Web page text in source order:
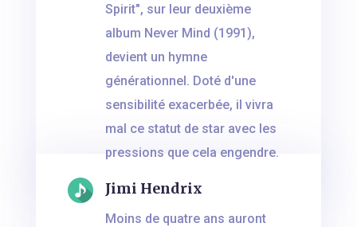
Spirit", sur leur deuxième
album Never Mind (1991),
devient un hymne
générationnel. Doté d'une
sensibilité exacerbée, il vivra
mal ce statut de star avec les
pressions que cela engendre.
Jimi Hendrix
Moins de quatre ans auront